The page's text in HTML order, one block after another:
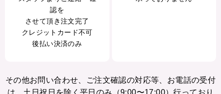
認を
させて頂き注文完了
クレジットカード不可
後払い決済のみ
その他お問い合わせ、ご注文確認の対応等、お電話の受付
は、土日祝日を除く平日のみ（9:00〜17:00）行っており